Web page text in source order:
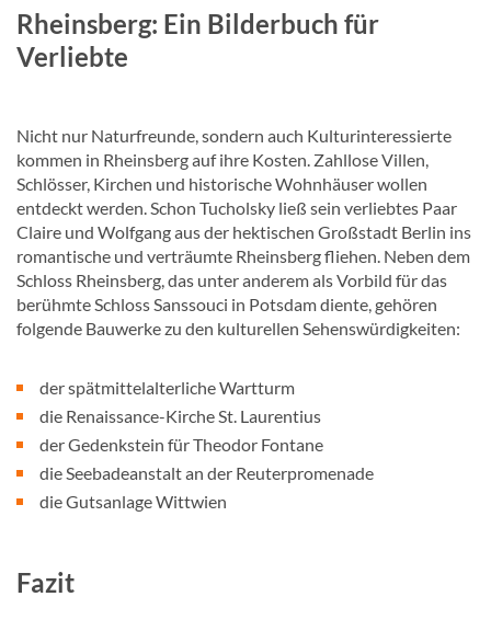
Rheinsberg: Ein Bilderbuch für
Verliebte
Nicht nur Naturfreunde, sondern auch Kulturinteressierte
kommen in Rheinsberg auf ihre Kosten. Zahllose Villen,
Schlösser, Kirchen und historische Wohnhäuser wollen
entdeckt werden. Schon Tucholsky ließ sein verliebtes Paar
Claire und Wolfgang aus der hektischen Großstadt Berlin ins
romantische und verträumte Rheinsberg fliehen. Neben dem
Schloss Rheinsberg, das unter anderem als Vorbild für das
berühmte Schloss Sanssouci in Potsdam diente, gehören
folgende Bauwerke zu den kulturellen Sehenswürdigkeiten:
der spätmittelalterliche Wartturm
die Renaissance-Kirche St. Laurentius
der Gedenkstein für Theodor Fontane
die Seebadeanstalt an der Reuterpromenade
die Gutsanlage Wittwien
Fazit